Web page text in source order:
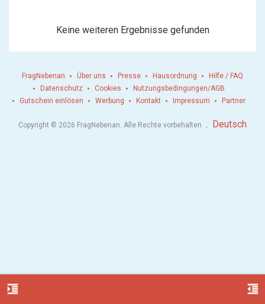
Keine weiteren Ergebnisse gefunden
format_indent_increase format_indent_decrease
FragNebenan Über uns Presse Hausordnung
Hilfe / FAQ
Datenschutz
Cookies
Nutzungsbedingungen/AGB
Gutschein einlösen
Werbung Kontakt Impressum Partner
Copyright © 2026 FragNebenan. Alle Rechte vorbehalten . Deutsch